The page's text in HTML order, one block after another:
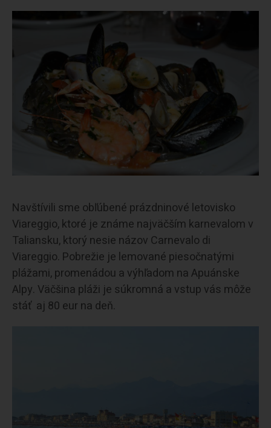
Navštívili sme obľúbené prázdninové letovisko
Viareggio, ktoré je známe najväčším karnevalom v
Taliansku, ktorý nesie názov Carnevalo di
Viareggio. Pobrežie je lemované piesočnatými
plážami, promenádou a výhľadom na Apuánske
Alpy. Väčšina pláži je súkromná a vstup vás môže
stáť aj 80 eur na deň.